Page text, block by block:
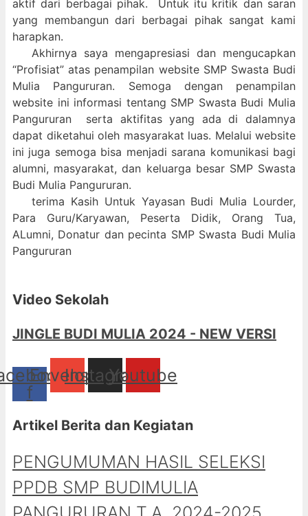
aktif dari berbagai pihak. Untuk itu kritik dan saran
yang membangun dari berbagai pihak sangat kami
harapkan.
Akhirnya saya mengapresiasi dan mengucapkan
“Profisiat” atas penampilan website SMP Swasta Budi
Mulia Pangururan. Semoga dengan penampilan
website ini informasi tentang SMP Swasta Budi Mulia
Pangururan serta aktifitas yang ada di dalamnya
dapat diketahui oleh masyarakat luas. Melalui website
ini juga semoga bisa menjadi sarana komunikasi bagi
alumni, masyarakat, dan keluarga besar SMP Swasta
Budi Mulia Pangururan.
terima Kasih Untuk Yayasan Budi Mulia Lourder,
Para Guru/Karyawan, Peserta Didik, Orang Tua,
ALumni, Donatur dan pecinta SMP Swasta Budi Mulia
Pangururan
Video Sekolah
JINGLE BUDI MULIA 2024 - NEW VERSI
f
Envelope
Instagram
Youtube
Artikel Berita dan Kegiatan
PENGUMUMAN HASIL SELEKSI
PPDB SMP BUDIMULIA